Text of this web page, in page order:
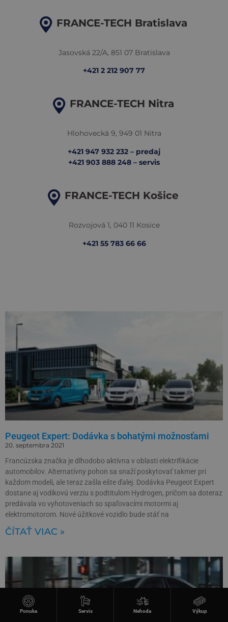
FRANCE-TECH Bratislava
Jasovská 22/A, 851 07 Bratislava
+421 2 212 907 77
FRANCE-TECH Nitra
Hlohovecká 9, 949 01 Nitra
+421 947 932 232 – predaj
+421 903 888 248 – servis
FRANCE-TECH Košice
Rozvojová 1, 040 11 Kosice
+421 55 783 66 66
Peugeot Expert: Dodávka s bohatými možnosťami
20. septembra 2021
Francúzska značka je dlhodobo aktívna v oblasti elektrifikácie
automobilov. Alternatívny pohon sa snaží poskytovať takmer pri
každom modeli, ale teraz zašla ešte ďalej. Dodávka Peugeot Expert
dostane aj vodíkovú verziu s podtitulom Hydrogen, pričom sa doteraz
predávala vo vyhotoveniach so spaľovacími motormi aj
elektromotorom. Nové úžitkové vozidlo bude stáť na
ČÍTAŤ VIAC »
Ponuka Servis Nehoda Výkup